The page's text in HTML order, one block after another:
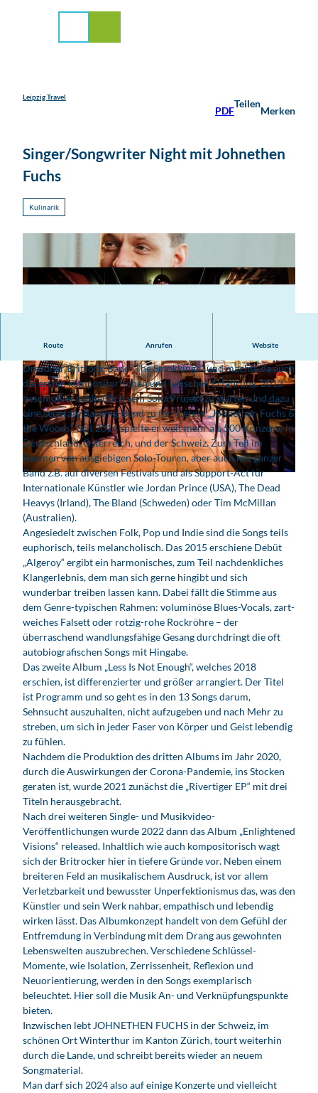
Leipzig Travel
PDF
Teilen
Merken
Singer/Songwriter Night mit Johnethen
Fuchs
Kulinarik
© Johnethen Fuchs
© Christian Günther
Route Anrufen Website
Dresdner Britrock-Band „The Smokkings“, und machte da auch
die ersten kompositorischen und lyrischen Erfahrung. 2013
beschloß er schließlich sein Solo-Projekt zu starten und dazu
eine seperate Backing-Band zu formieren: „Johnethen Fuchs &
the Woods“. Seit 2014 spielte er weit mehr als 500 Konzerte in
Deutschland, Österreich, und der Schweiz. Zum Teil im
Rahmen von ausgiebigen Solo-Touren, aber auch mit ganzer
Band z.B. auf diversen Festivals und als Support-Act für
Internationale Künstler wie Jordan Prince (USA), The Dead
Heavys (Irland), The Bland (Schweden) oder Tim McMillan
(Australien).
Angesiedelt zwischen Folk, Pop und Indie sind die Songs teils
euphorisch, teils melancholisch. Das 2015 erschiene Debüt
„Algeroy“ ergibt ein harmonisches, zum Teil nachdenkliches
Klangerlebnis, dem man sich gerne hingibt und sich
wunderbar treiben lassen kann. Dabei fällt die Stimme aus
dem Genre-typischen Rahmen: voluminöse Blues-Vocals, zart-
weiches Falsett oder rotzig-rohe Rockröhre – der
überraschend wandlungsfähige Gesang durchdringt die oft
autobiografischen Songs mit Hingabe.
Das zweite Album „Less Is Not Enough“, welches 2018
erschien, ist differenzierter und größer arrangiert. Der Titel
ist Programm und so geht es in den 13 Songs darum,
Sehnsucht auszuhalten, nicht aufzugeben und nach Mehr zu
streben, um sich in jeder Faser von Körper und Geist lebendig
zu fühlen.
Nachdem die Produktion des dritten Albums im Jahr 2020,
durch die Auswirkungen der Corona-Pandemie, ins Stocken
geraten ist, wurde 2021 zunächst die „Rivertiger EP“ mit drei
Titeln herausgebracht.
Nach drei weiteren Single- und Musikvideo-
Veröffentlichungen wurde 2022 dann das Album „Enlightened
Visions“ released. Inhaltlich wie auch kompositorisch wagt
sich der Britrocker hier in tiefere Gründe vor. Neben einem
breiteren Feld an musikalischem Ausdruck, ist vor allem
Verletzbarkeit und bewusster Unperfektionismus das, was den
Künstler und sein Werk nahbar, empathisch und lebendig
wirken lässt. Das Albumkonzept handelt von dem Gefühl der
Entfremdung in Verbindung mit dem Drang aus gewohnten
Lebenswelten auszubrechen. Verschiedene Schlüssel-
Momente, wie Isolation, Zerrissenheit, Reflexion und
Neuorientierung, werden in den Songs exemplarisch
beleuchtet. Hier soll die Musik An- und Verknüpfungspunkte
bieten.
Inzwischen lebt JOHNETHEN FUCHS in der Schweiz, im
schönen Ort Winterthur im Kanton Zürich, tourt weiterhin
durch die Lande, und schreibt bereits wieder an neuem
Songmaterial.
Man darf sich 2024 also auf einige Konzerte und vielleicht